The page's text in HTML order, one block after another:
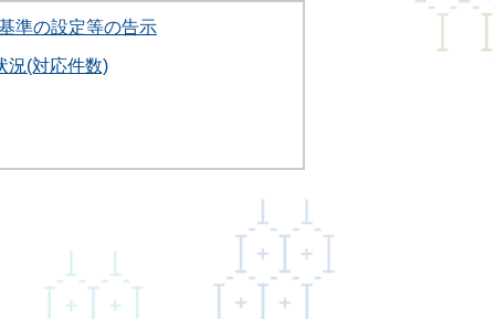
準の設定等の告示
況(対応件数)